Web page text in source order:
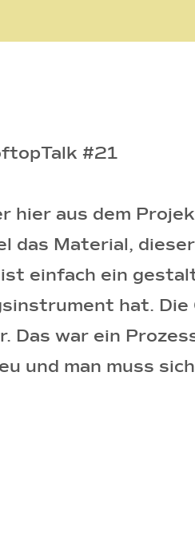
#21
hier aus dem
das Material, dieser
einfach ein
hat. Die
Das war ein
und man muss